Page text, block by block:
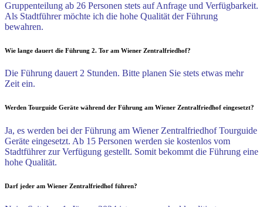
Gruppenteilung ab 26 Personen stets auf Anfrage und Verfügbarkeit.
Als Stadtführer möchte ich die hohe Qualität der Führung
bewahren.
Wie lange dauert die Führung 2. Tor am Wiener Zentralfriedhof?
Die Führung dauert 2 Stunden. Bitte planen Sie stets etwas mehr
Zeit ein.
Werden Tourguide Geräte während der Führung am Wiener Zentralfriedhof eingesetzt?
Ja, es werden bei der Führung am Wiener Zentralfriedhof Tourguide
Geräte eingesetzt. Ab 15 Personen werden sie kostenlos vom
Stadtführer zur Verfügung gestellt. Somit bekommt die Führung eine
hohe Qualität.
Darf jeder am Wiener Zentralfriedhof führen?